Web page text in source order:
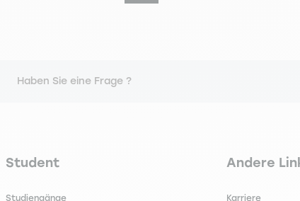
Haben Sie eine Frage ?
Navigation principale footer
Student
Studiengänge
Navigation
Andere
Karriere